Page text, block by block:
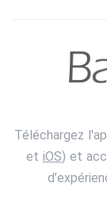
Téléchargez
et iOS) et